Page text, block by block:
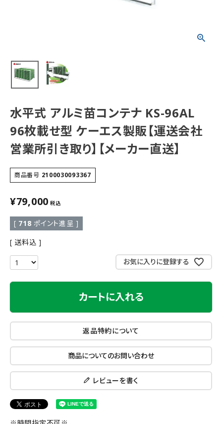
水平式 アルミ苗コンテナ KS-96AL
96枚載せ型 ケーエス製販【運送会社
営業所引き取り】【メーカー直送】
商品番号 2100030093367
¥79,000 税込
[ 718 ポイント進呈 ]
送料込
お気に入りに登録する
カートに入れる
返品特約について
商品についてのお問い合わせ
レビューを書く